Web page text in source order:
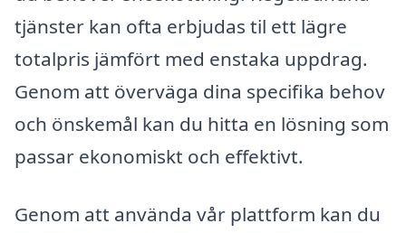
tjänster kan ofta erbjudas til ett lägre
totalpris jämfört med enstaka uppdrag.
Genom att överväga dina specifika behov
och önskemål kan du hitta en lösning som
passar ekonomiskt och effektivt.
Genom att använda vår plattform kan du